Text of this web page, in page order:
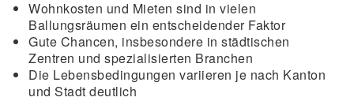
Wohnkosten und Mieten sind in vielen
Ballungsräumen ein entscheidender Faktor
Gute Chancen, insbesondere in städtischen
Zentren und spezialisierten Branchen
Die Lebensbedingungen variieren je nach Kanton
und Stadt deutlich